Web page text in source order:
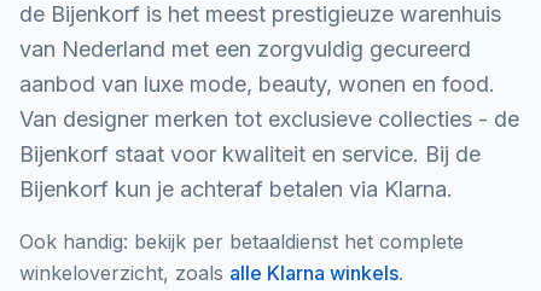
de Bijenkorf is het meest prestigieuze warenhuis
van Nederland met een zorgvuldig gecureerd
aanbod van luxe mode, beauty, wonen en food.
Van designer merken tot exclusieve collecties - de
Bijenkorf staat voor kwaliteit en service. Bij de
Bijenkorf kun je achteraf betalen via Klarna.
Ook handig: bekijk per betaaldienst het complete
winkeloverzicht, zoals alle Klarna winkels.